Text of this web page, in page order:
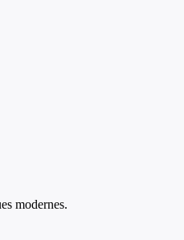
modernes.